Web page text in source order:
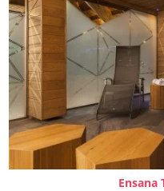
Ensana